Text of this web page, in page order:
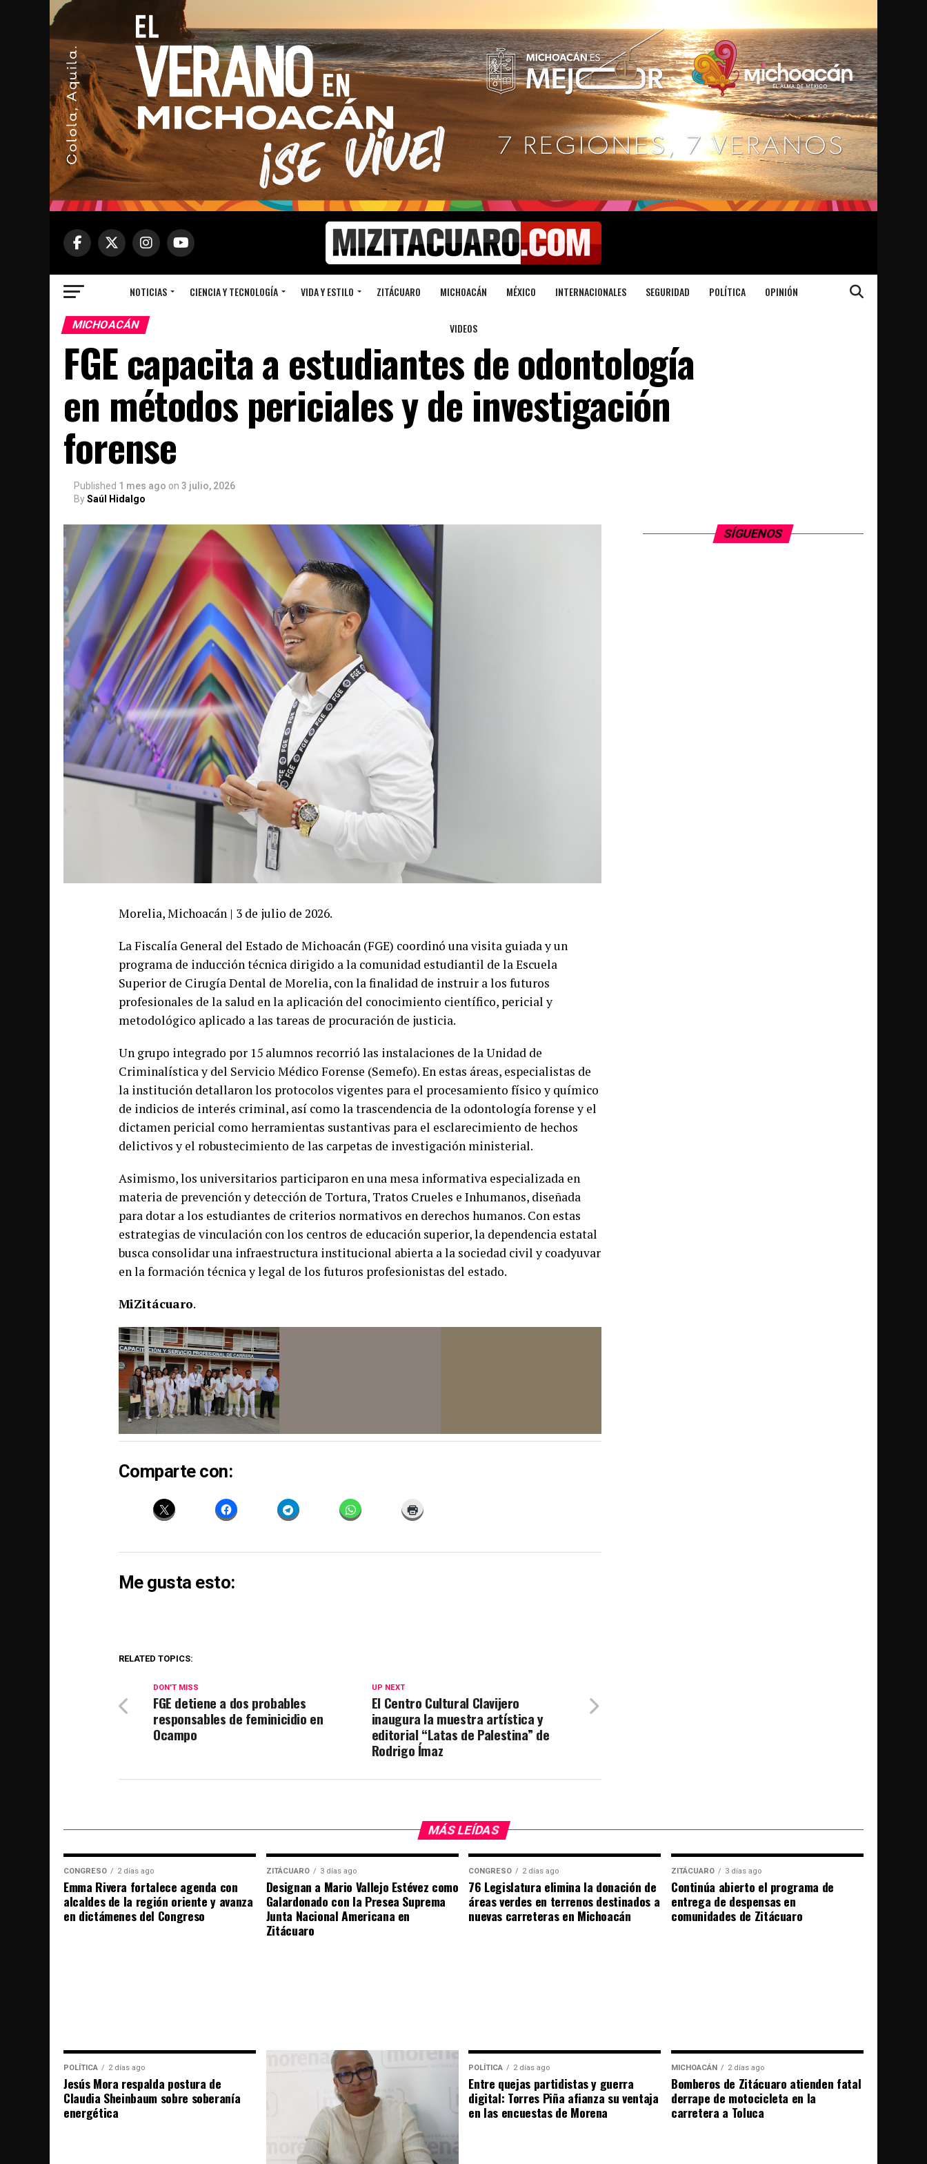
NOTICIAS CIENCIA Y TECNOLOGÍA VIDA Y ESTILO ZITÁCUARO MICHOACÁN MÉXICO INTERNACIONALES SEGURIDAD POLÍTICA OPINIÓN
VIDEOS
MICHOACÁN
FGE capacita a estudiantes de odontología
en métodos periciales y de investigación
forense
Published 1 mes ago on 3 julio, 2026
BySaúl Hidalgo
Morelia, Michoacán | 3 de julio de 2026.
La Fiscalía General del Estado de Michoacán (FGE) coordinó una visita guiada y un
programa de inducción técnica dirigido a la comunidad estudiantil de la Escuela
Superior de Cirugía Dental de Morelia, con la finalidad de instruir a los futuros
profesionales de la salud en la aplicación del conocimiento científico, pericial y
metodológico aplicado a las tareas de procuración de justicia.
Un grupo integrado por 15 alumnos recorrió las instalaciones de la Unidad de
Criminalística y del Servicio Médico Forense (Semefo). En estas áreas, especialistas de
la institución detallaron los protocolos vigentes para el procesamiento físico y químico
de indicios de interés criminal, así como la trascendencia de la odontología forense y el
dictamen pericial como herramientas sustantivas para el esclarecimiento de hechos
delictivos y el robustecimiento de las carpetas de investigación ministerial.
Asimismo, los universitarios participaron en una mesa informativa especializada en
materia de prevención y detección de Tortura, Tratos Crueles e Inhumanos, diseñada
para dotar a los estudiantes de criterios normativos en derechos humanos. Con estas
estrategias de vinculación con los centros de educación superior, la dependencia estatal
busca consolidar una infraestructura institucional abierta a la sociedad civil y coadyuvar
en la formación técnica y legal de los futuros profesionistas del estado.
MiZitácuaro.
Comparte con:
Me gusta esto:
RELATED TOPICS:
UP NEXT
El Centro Cultural Clavijero
inaugura la muestra artística y
editorial “Latas de Palestina” de
Rodrigo Ímaz
DON'T MISS
FGE detiene a dos probables
responsables de feminicidio en
Ocampo
SÍGUENOS
MÁS LEÍDAS
CONGRESO 2 días ago
Emma Rivera fortalece agenda con
alcaldes de la región oriente y avanza
en dictámenes del Congreso
ZITÁCUARO 3 días ago
Designan a Mario Vallejo Estévez como
Galardonado con la Presea Suprema
Junta Nacional Americana en
Zitácuaro
CONGRESO 2 días ago
76 Legislatura elimina la donación de
áreas verdes en terrenos destinados a
nuevas carreteras en Michoacán
ZITÁCUARO 3 días ago
Continúa abierto el programa de
entrega de despensas en
comunidades de Zitácuaro
POLÍTICA 2 días ago
Jesús Mora respalda postura de
Claudia Sheinbaum sobre soberanía
energética
POLÍTICA 2 días ago
Entre quejas partidistas y guerra
digital: Torres Piña afianza su ventaja
en las encuestas de Morena
MICHOACÁN 2 días ago
Bomberos de Zitácuaro atienden fatal
derrape de motocicleta en la
carretera a Toluca